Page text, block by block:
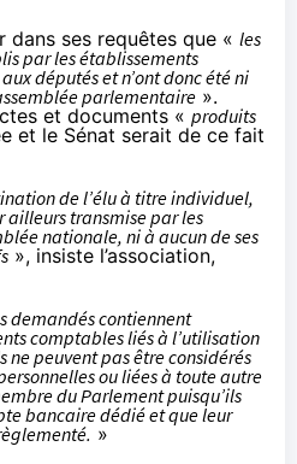
dans ses requêtes que « les
par les établissements
députés et n’ont donc été ni
parlementaire ».
et documents « produits
et le Sénat serait de ce fait
de l’élu à titre individuel,
ailleurs transmise par les
nationale, ni à aucun de ses
», insiste l’association,
demandés contiennent
comptables liés à l’utilisation
ne peuvent pas être considérés
ou liées à toute autre
du Parlement puisqu’ils
bancaire dédié et que leur
»